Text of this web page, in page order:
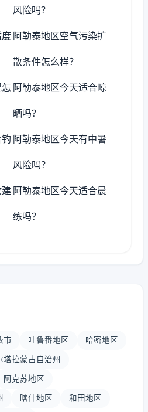
风险吗？
阿勒泰地区空气污染扩
散条件怎么样？
阿勒泰地区今天适合晾
晒吗？
阿勒泰地区今天有中暑
风险吗？
阿勒泰地区今天适合晨
练吗？
市 吐鲁番地区 哈密地区
塔拉蒙古自治州
阿克苏地区
喀什地区 和田地区